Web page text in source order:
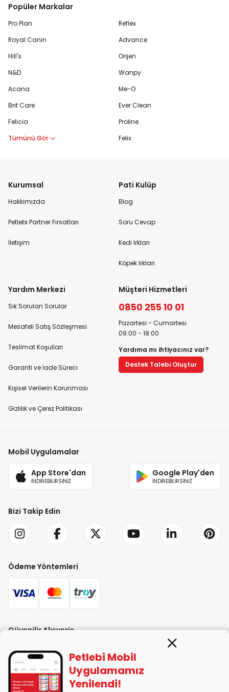
Popüler Markalar
Pro Plan
Royal Canin
Hill's
N&D
Acana
Brit Care
Felicia
Tümünü Gör
Reflex
Advance
Orijen
Wanpy
Me-O
Ever Clean
Proline
Felix
Kurumsal
Hakkımızda
Petlebi Partner Fırsatları
İletişim
Pati Kulüp
Blog
Soru Cevap
Kedi Irkları
Köpek Irkları
Yardım Merkezi
Sık Sorulan Sorular
Mesafeli Satış Sözleşmesi
Teslimat Koşulları
Garanti ve İade Süreci
Kişisel Verilerin Korunması
Gizlilik ve Çerez Politikası
Müşteri Hizmetleri
0850 255 10 01
Pazartesi - Cumartesi
09:00 - 18:00
Yardıma mı ihtiyacınız var?
Destek Talebi Oluştur
Mobil Uygulamalar
App Store'dan
İNDİREBİLİRSİNİZ
Google Play'den
İNDİREBİLİRSİNİZ
Bizi Takip Edin
Ödeme Yöntemleri
Güvenilir Alışveriş
Petlebi Mobil
Uygulamamız
Yenilendi!